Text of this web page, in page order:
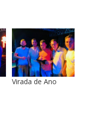
Virada de Ano